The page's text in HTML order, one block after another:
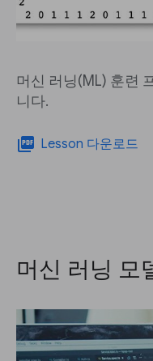
머신 러닝(ML) 훈련
니다.
picture_as_pdf Lesson 다운로드
머신 러닝 모